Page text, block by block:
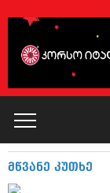
კატალოგი
მწვანე კუთხე